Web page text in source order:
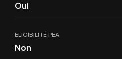
Oui
ELIGIBILITÉ PEA
Non